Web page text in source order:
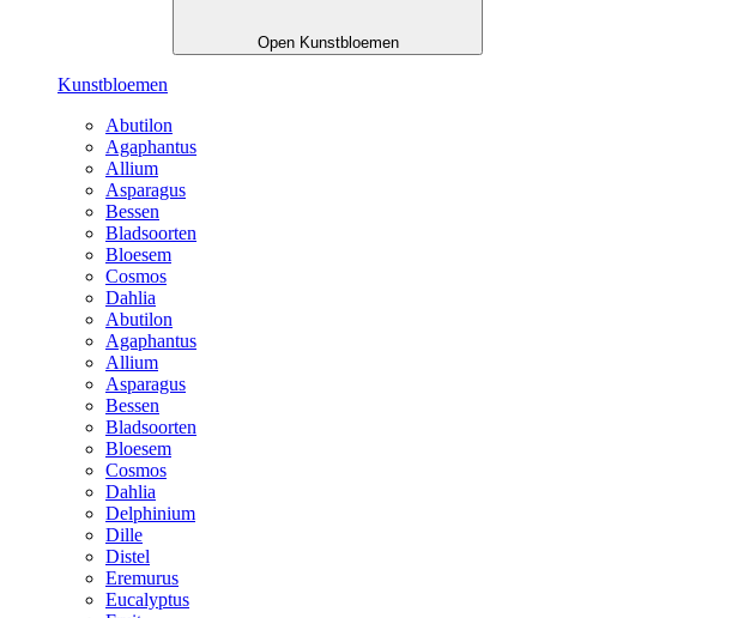
Open Kunstbloemen
Kunstbloemen
Abutilon
Agaphantus
Allium
Asparagus
Bessen
Bladsoorten
Bloesem
Cosmos
Dahlia
Abutilon
Agaphantus
Allium
Asparagus
Bessen
Bladsoorten
Bloesem
Cosmos
Dahlia
Delphinium
Dille
Distel
Eremurus
Eucalyptus